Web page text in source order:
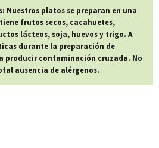
Nuestros platos se preparan en una
frutos secos, cacahuetes,
lácteos, soja, huevos y trigo. A
durante la preparación de
producir contaminación cruzada. No
ausencia de alérgenos.